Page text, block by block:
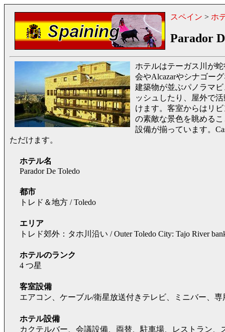
スペイン > ホ
Parador
ホテルはテーガス川が蛇
会やAlcazarやシナゴー
建築物が並ぶパノラマ
ッシュしたり、屋外で
けます。客室からはリ
の素敵な景色を眺める
設備が揃っています。
ただけます。
ホテル名
Parador De Toledo
都市
トレド＆地方 / Toledo
エリア
トレド郊外：タホ川沿い / Outer Toledo City: Tajo River
ホテルのランク
4 つ星
客室設備
エアコン、ケーブル/衛星放送付きテレビ、ミニバー、
ホテル設備
カクテルバー、会議設備、両替、駐車場、レストラン、